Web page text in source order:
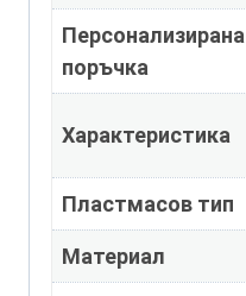
Персонализирана
поръчка
Характеристика
Пластмасов тип
Материал